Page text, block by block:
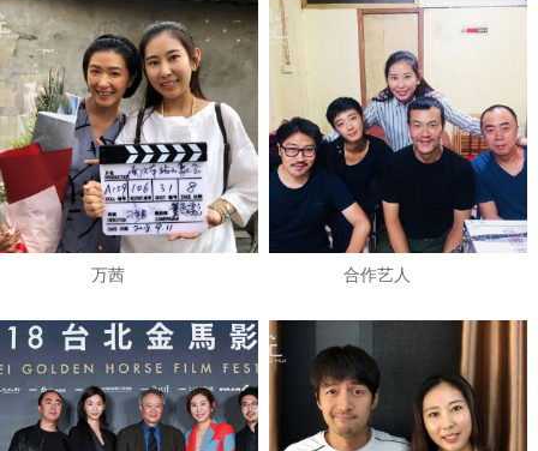
万茜 ​合作艺人